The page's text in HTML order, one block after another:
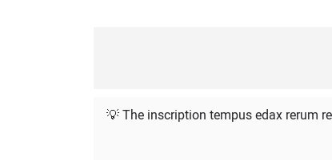
💡 The inscription tempus edax rerum